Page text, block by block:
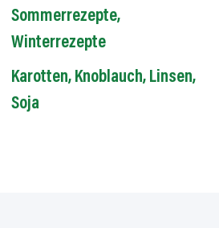
Sommerrezepte,
Winterrezepte
Karotten, Knoblauch, Linsen,
Soja